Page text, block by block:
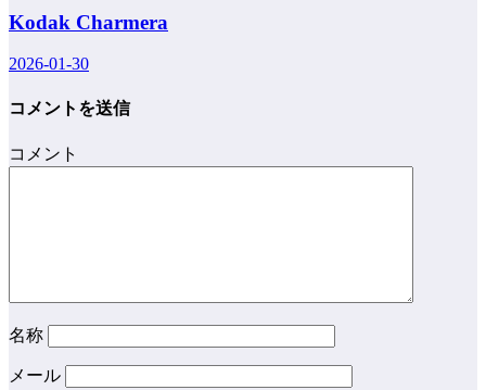
Kodak Charmera
2026-01-30
コメントを送信
コメント
名称
メール